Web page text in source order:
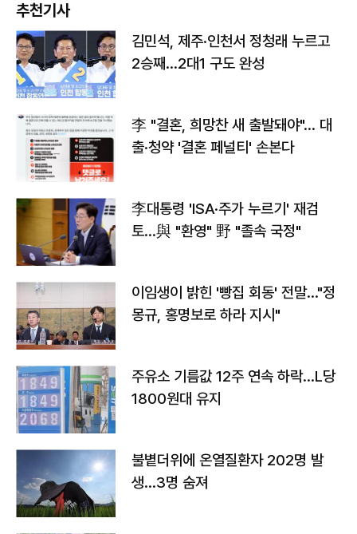
추천기사
김민석, 제주·인천서 정청래 누르고
2승째…2대1 구도 완성
李 "결혼, 희망찬 새 출발돼야"… 대
출·청약 '결혼 페널티' 손본다
李대통령 'ISA·주가 누르기' 재검
토…與 "환영" 野 "졸속 국정"
이임생이 밝힌 '빵집 회동' 전말…"정
몽규, 홍명보로 하라 지시"
주유소 기름값 12주 연속 하락…L당
1800원대 유지
불볕더위에 온열질환자 202명 발
생…3명 숨져